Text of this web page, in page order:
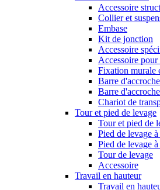
Accessoire
Collier et
Embase
Kit de jonction
Accessoire
Accessoire
Fixation murale
Barre
Barre
Chariot de
Tour et pied de levage
Tour et pied de
Pied de levage
Pied de levage
Tour de levage
Accessoire
Travail en hauteur
Travail en